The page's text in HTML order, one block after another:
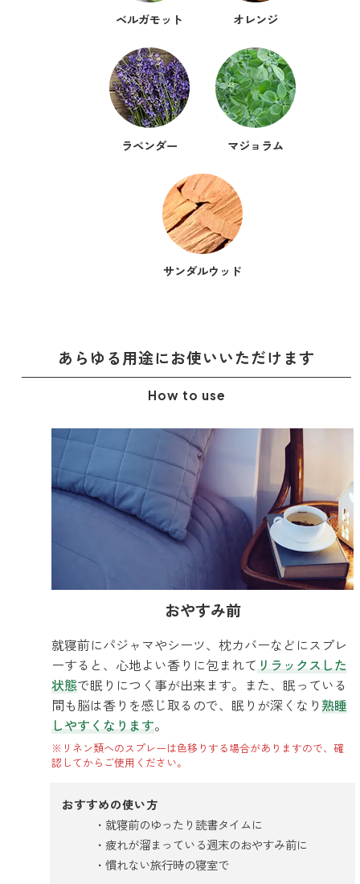
オレンジ
レモン
グレープフルーツ
ベルガモット
レモンティー
花粉対策
アンチ花粉
キッチン用
forキッチン
掃除用
forクリーン
ベルガモット オレンジ
ラベンダー マジョラム
サンダルウッド
あらゆる用途に お使いいただけます
How to use
おやすみ前
就寝前にパジャマやシーツ、枕カバーなどにスプレ
ーすると、心地よい香りに包まれて リラックスした
状態で眠りにつく事が出来ます。また、眠っている
間も脳は香りを感じ取るので、眠りが深くなり 熟睡
しやすくなります。
※リネン類へのスプレーは色移りする場合がありますので、確
認してからご使用ください。
おすすめの使い方
就寝前のゆったり読書タイムに
疲れが溜まっている週末のおやすみ前に
慣れない旅行時の寝室で